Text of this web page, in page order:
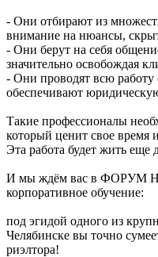
- Они отбирают из
внимание на нюансы,
- Они берут на себя
значительно освобождая
- Они проводят всю работу
обеспечивают
Такие профессионалы
который ценит свое время
Эта работа будет жить еще
И мы ждём вас в
корпоративное обучение:
под эгидой одного из
Челябинске вы точно
риэлтора!